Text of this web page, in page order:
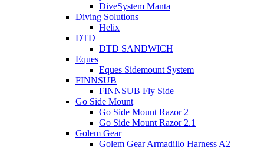
DiveSystem Manta
Diving Solutions
Helix
DTD
DTD SANDWICH
Eques
Eques Sidemount System
FINNSUB
FINNSUB Fly Side
Go Side Mount
Go Side Mount Razor 2
Go Side Mount Razor 2.1
Golem Gear
Golem Gear Armadillo Harness A2